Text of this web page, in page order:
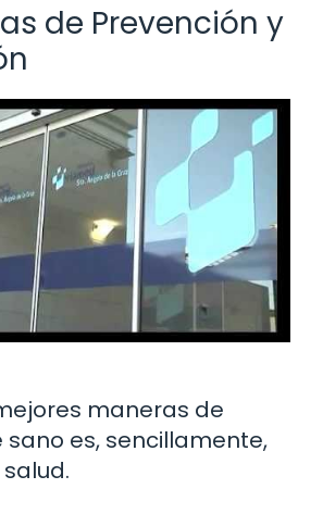
de Prevención y
maneras de
es, sencillamente,